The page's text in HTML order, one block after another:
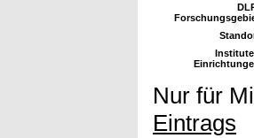
Nur für
Eintrags